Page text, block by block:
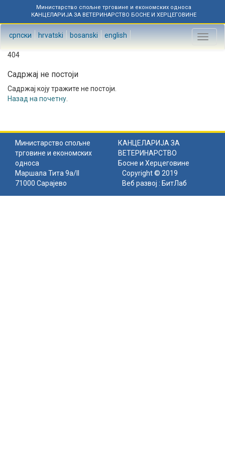
Министарство спољне трговине и економских односа
КАНЦЕЛАРИЈА ЗА ВЕТЕРИНАРСТВО БОСНЕ И ХЕРЦЕГОВИНЕ
српски hrvatski bosanski english
Toggle
404
Садржај не постоји
Садржај коју тражите не постоји.
Назад на почетну
Министарство спољне
трговине и економских
односа
КАНЦЕЛАРИЈА ЗА
ВЕТЕРИНАРСТВО
Босне и Херцеговине
Маршала Тита 9а/II
71000 Сарајево
Copyright © 2019
Веб развој : БитЛаб